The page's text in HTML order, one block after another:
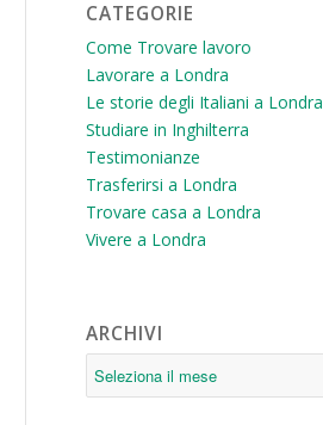
CATEGORIE
Come Trovare lavoro
Lavorare a Londra
Le storie degli Italiani a Londra
Studiare in Inghilterra
Testimonianze
Trasferirsi a Londra
Trovare casa a Londra
Vivere a Londra
ARCHIVI